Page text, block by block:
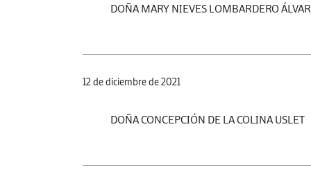
DOÑA MARY NIEVES LOMBARDERO
12 de diciembre de 2021
DOÑA CONCEPCIÓN DE LA COLINA USLET